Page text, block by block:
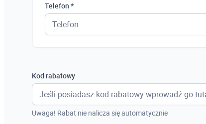
Telefon *
Kod rabatowy
Uwaga! Rabat nie nalicza się automatycznie